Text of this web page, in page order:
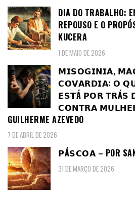
DIA DO TRABALHO:
REPOUSO E O
KUCERA
1 DE MAIO DE 2026
𝗠𝗜𝗦𝗢𝗚𝗜𝗡𝗜𝗔,
𝗖𝗢𝗩𝗔𝗥𝗗𝗜𝗔: 𝗢
𝗘𝗦𝗧Á 𝗣𝗢𝗥 𝗧𝗥Á𝗦
𝗖𝗢𝗡𝗧𝗥𝗔
GUILHERME AZEVEDO
7 DE ABRIL DE 2026
𝗣Á𝗦𝗖𝗢𝗔 – POR
31 DE MARÇO DE 2026